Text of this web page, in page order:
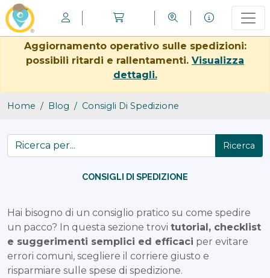
Aggiornamento operativo sulle spedizioni:
possibili ritardi e rallentamenti. Visualizza
dettagli.
Home Blog Consigli Di Spedizione
Ricerca
CONSIGLI DI SPEDIZIONE
Hai bisogno di un consiglio pratico su come spedire
un pacco? In questa sezione trovi tutorial, checklist
e suggerimenti semplici ed efficaci per evitare
errori comuni, scegliere il corriere giusto e
risparmiare sulle spese di spedizione.